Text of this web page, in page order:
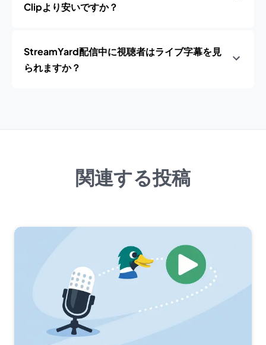
Clipより安いですか？
StreamYard配信中に視聴者はライブ字幕を見
られますか？
関連する投稿